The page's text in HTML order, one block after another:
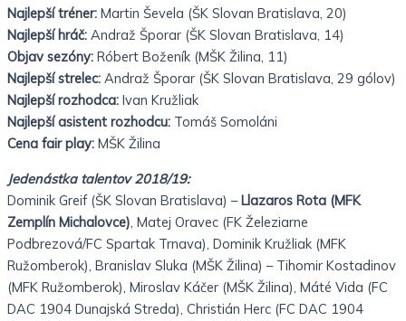
Najlepší tréner: Martin Ševela (ŠK Slovan Bratislava, 20)
Najlepší hráč: Andraž Šporar (ŠK Slovan Bratislava, 14)
Objav sezóny: Róbert Boženík (MŠK Žilina, 11)
Najlepší strelec: Andraž Šporar (ŠK Slovan Bratislava, 29 gólov)
Najlepší rozhodca: Ivan Kružliak
Najlepší asistent rozhodcu: Tomáš Somoláni
Cena fair play: MŠK Žilina
Jedenástka talentov 2018/19:
Dominik Greif (ŠK Slovan Bratislava) –Llazaros Rota (MFK
Zemplín Michalovce), Matej Oravec (FK Železiarne
Podbrezová/FC Spartak Trnava), Dominik Kružliak (MFK
Ružomberok), Branislav Sluka (MŠK Žilina) – Tihomir Kostadinov
(MFK Ružomberok), Miroslav Káčer (MŠK Žilina), Máté Vida (FC
DAC 1904 Dunajská Streda), Christián Herc (FC DAC 1904